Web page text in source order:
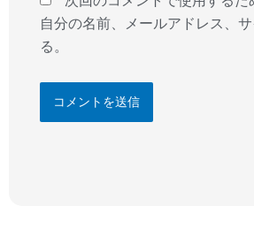
自分の名前、メールアドレス、
る。